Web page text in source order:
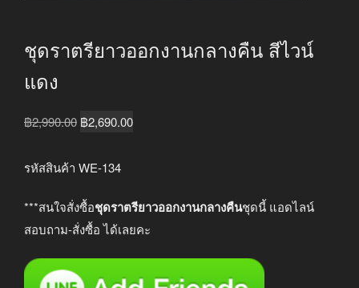
ชุดราตรียาวออกงานกลางคืน สีไวน์
แดง
฿2,990.00 Original
was:
฿2,690.00Current
รหัสสินค้า WE-134
***สนใจสั่งซื้อชุดราตรียาวออกงานกลางคืนชุดนี้ แอดไลน์
สอบถาม-สั่งซื้อ ได้เลยคะ